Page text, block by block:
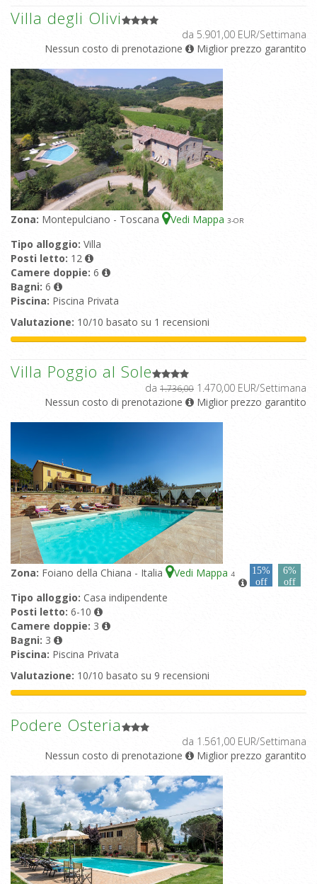
Villa degli Olivi
da 5.901,00 EUR/Settimana
Nessun costo di prenotazione
Miglior prezzo garantito
Zona: Montepulciano - Toscana Vedi Mappa 3-OR
Tipo alloggio: Villa
Posti letto: 12
Camere doppie: 6
Bagni: 6
Piscina: Piscina Privata
Valutazione: 10/10 basato su 1 recensioni
Villa Poggio al Sole
da 1.736,00 1.470,00 EUR/Settimana
Nessun costo di prenotazione
Miglior prezzo garantito
Zona: Foiano della Chiana - Italia Vedi Mappa 4
15%
off
6%
off
Tipo alloggio: Casa indipendente
Posti letto: 6-10
Camere doppie: 3
Bagni: 3
Piscina: Piscina Privata
Valutazione: 10/10 basato su 9 recensioni
Podere Osteria
da 1.561,00 EUR/Settimana
Nessun costo di prenotazione
Miglior prezzo garantito